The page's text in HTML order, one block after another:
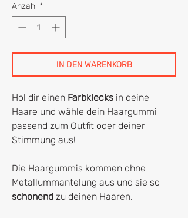
Anzahl *
IN DEN WARENKORB
Hol dir einen Farbklecks in deine
Haare und wähle dein Haargummi
passend zum Outfit oder deiner
Stimmung aus!
Die Haargummis kommen ohne
Metallummantelung aus und sie so
schonend zu deinen Haaren.